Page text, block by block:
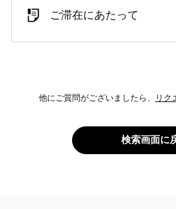
ご滞在にあたって
他にご質問がございましたら、 リク
検索画面に